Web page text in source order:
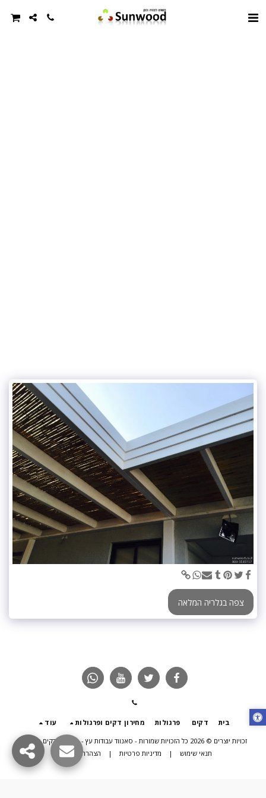
צפה בגלריה המלאה
בית דקים פרגולות מחירון דקים ופרגולות עוד
זכויות יוצרים © 2026 כל הזכויות שמורות -
סאנווד עבודות עץ - פרגולות דקים תוספות
תנאי שימוש | מדיניות פרטיות | הצהרת נגישות